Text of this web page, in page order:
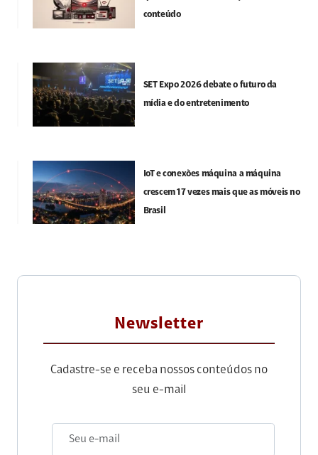
conteúdo
SET Expo 2026 debate o futuro da
mídia e do entretenimento
IoT e conexões máquina a máquina
crescem 17 vezes mais que as móveis no
Brasil
Newsletter
Cadastre-se e receba nossos conteúdos no
seu e-mail